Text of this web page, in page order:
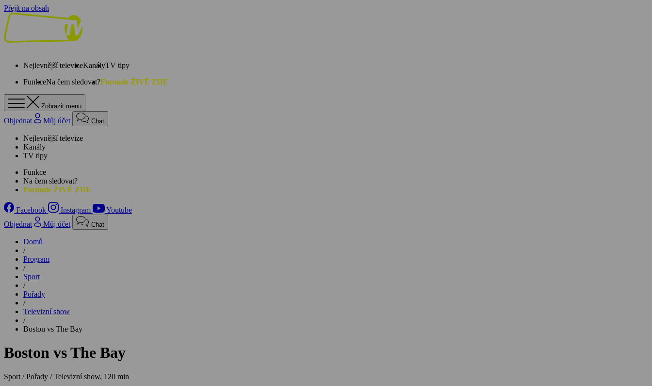
Přejít na obsah
Nejlevnější televizeKanályTV tipy
FunkceNa čem sledovat?Formule ŽIVĚ ZDE
Zobrazit menu
Objednat Můj účet Chat
Nejlevnější televize
Kanály
TV tipy
Funkce
Na čem sledovat?
Formule ŽIVĚ ZDE
Facebook Instagram
Youtube
Objednat
Můj účet Chat
Domů
/
Program
/
Sport
/
Pořady
/
Televizní show
/
Boston vs The Bay
Boston vs The Bay
Sport / Pořady / Televizní show, 120 min